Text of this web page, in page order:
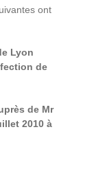
ont
Lyon
de
de Mr
2010 à